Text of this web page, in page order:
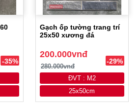
-35%
Gạch ốp tường trang trí
25x50 xương đá
200.000vnđ
280.000vnđ
-29%
ĐVT : M2
25x50cm